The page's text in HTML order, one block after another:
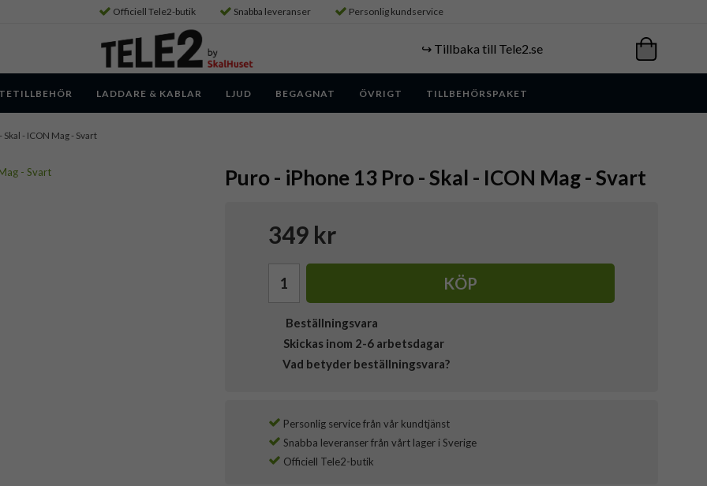
Officiell Tele2-butik Snabba leveranser Personlig kundservice
↪️ Tillbaka till Tele2.se
LADDARE & KABLAR LJUD BEGAGNAT ÖVRIGT TILLBEHÖRSPAKET
Skal - ICON Mag - Svart
Puro - iPhone 13 Pro - Skal - ICON Mag - Svart
349 kr
KÖP
Beställningsvara
Skickas inom 2-6 arbetsdagar
Vad betyder beställningsvara?
Personlig service från vår kundtjänst
Snabba leveranser från vårt lager i Sverige
Officiell Tele2-butik